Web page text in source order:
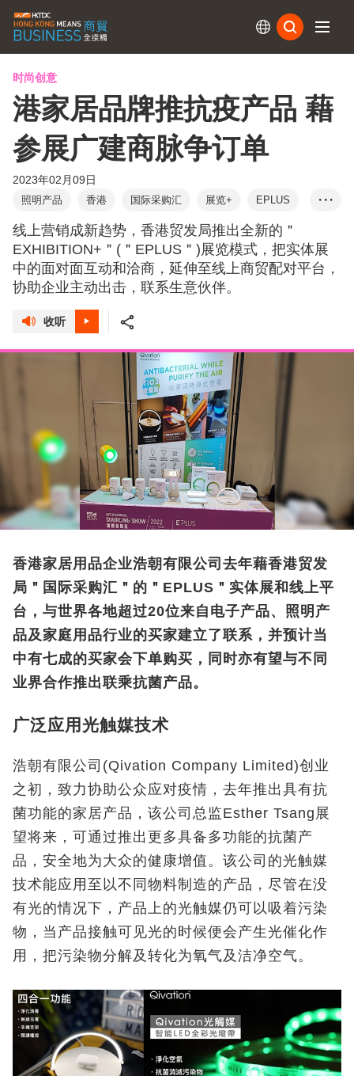
时尚创意
港家居品牌推抗疫产品 藉
参展广建商脉争订单
2023年02月09日
照明产品 香港 国际采购汇 展览+
EPLUS
商对易
抗菌家居产品 线上线下
浩朝
光触媒
• • •
线上营销成新趋势，香港贸发局推出全新的＂
EXHIBITION+＂(＂EPLUS＂)展览模式，把实体展
中的面对面互动和洽商，延伸至线上商贸配对平台，
协助企业主动出击，联系生意伙伴。
收听
香港家居用品企业浩朝有限公司去年藉香港贸发
局＂国际采购汇＂的＂EPLUS＂实体展和线上平
台，与世界各地超过20位来自电子产品、照明产
品及家庭用品行业的买家建立了联系，并预计当
中有七成的买家会下单购买，同时亦有望与不同
业界合作推出联乘抗菌产品。
广泛应用光触媒技术
浩朝有限公司(Qivation Company Limited)创业
之初，致力协助公众应对疫情，去年推出具有抗
菌功能的家居产品，该公司总监Esther Tsang展
望将来，可通过推出更多具备多功能的抗菌产
品，安全地为大众的健康增值。该公司的光触媒
技术能应用至以不同物料制造的产品，尽管在没
有光的情况下，产品上的光触媒仍可以吸着污染
物，当产品接触可见光的时候便会产生光催化作
用，把污染物分解及转化为氧气及洁净空气。